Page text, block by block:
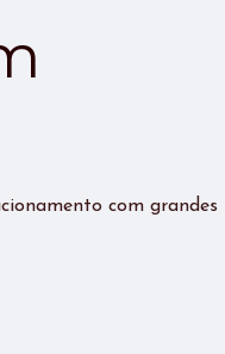
com grandes